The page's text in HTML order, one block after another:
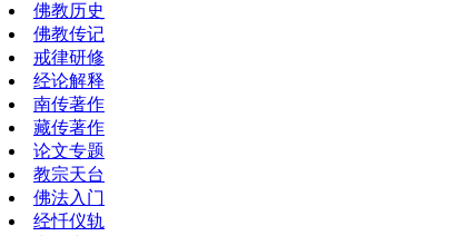
佛教历史
佛教传记
戒律研修
经论解释
南传著作
藏传著作
论文专题
教宗天台
佛法入门
经忏仪轨